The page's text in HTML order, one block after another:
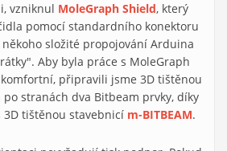
vzniknul MoleGraph Shield, který
pomocí standardního konektoru
někoho složité propojování Arduina
Aby byla práce s MoleGraph
připravili jsme 3D tištěnou
stranách dva Bitbeam prvky, díky
3D tištěnou stavebnicí m-BITBEAM.